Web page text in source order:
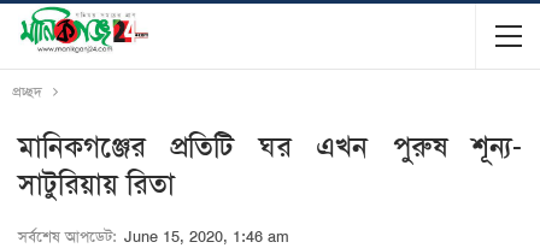
প্রচ্ছদ
মানিকগঞ্জের প্রতিটি ঘর এখন পুরুষ শূন্য-
সাটুরিয়ায় রিতা
সর্বশেষ আপডেট: June 15, 2020, 1:46 am